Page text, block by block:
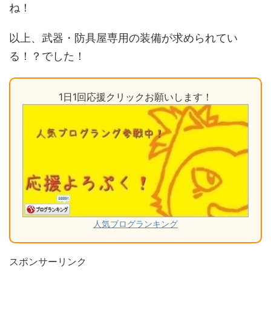
ね！
以上、武器・防具屋専用の装備が求められてい
る！？でした！
1日1回応援クリックお願いします！
人気ブログランキング
スポンサーリンク